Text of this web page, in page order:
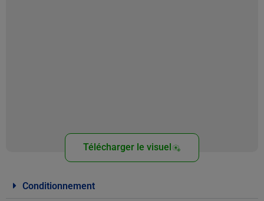
Télécharger le visuel
Conditionnement